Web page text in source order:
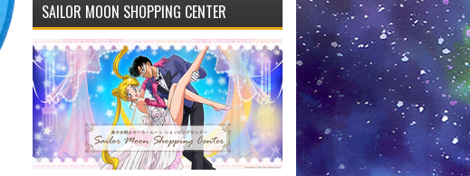
SAILOR MOON SHOPPING CENTER